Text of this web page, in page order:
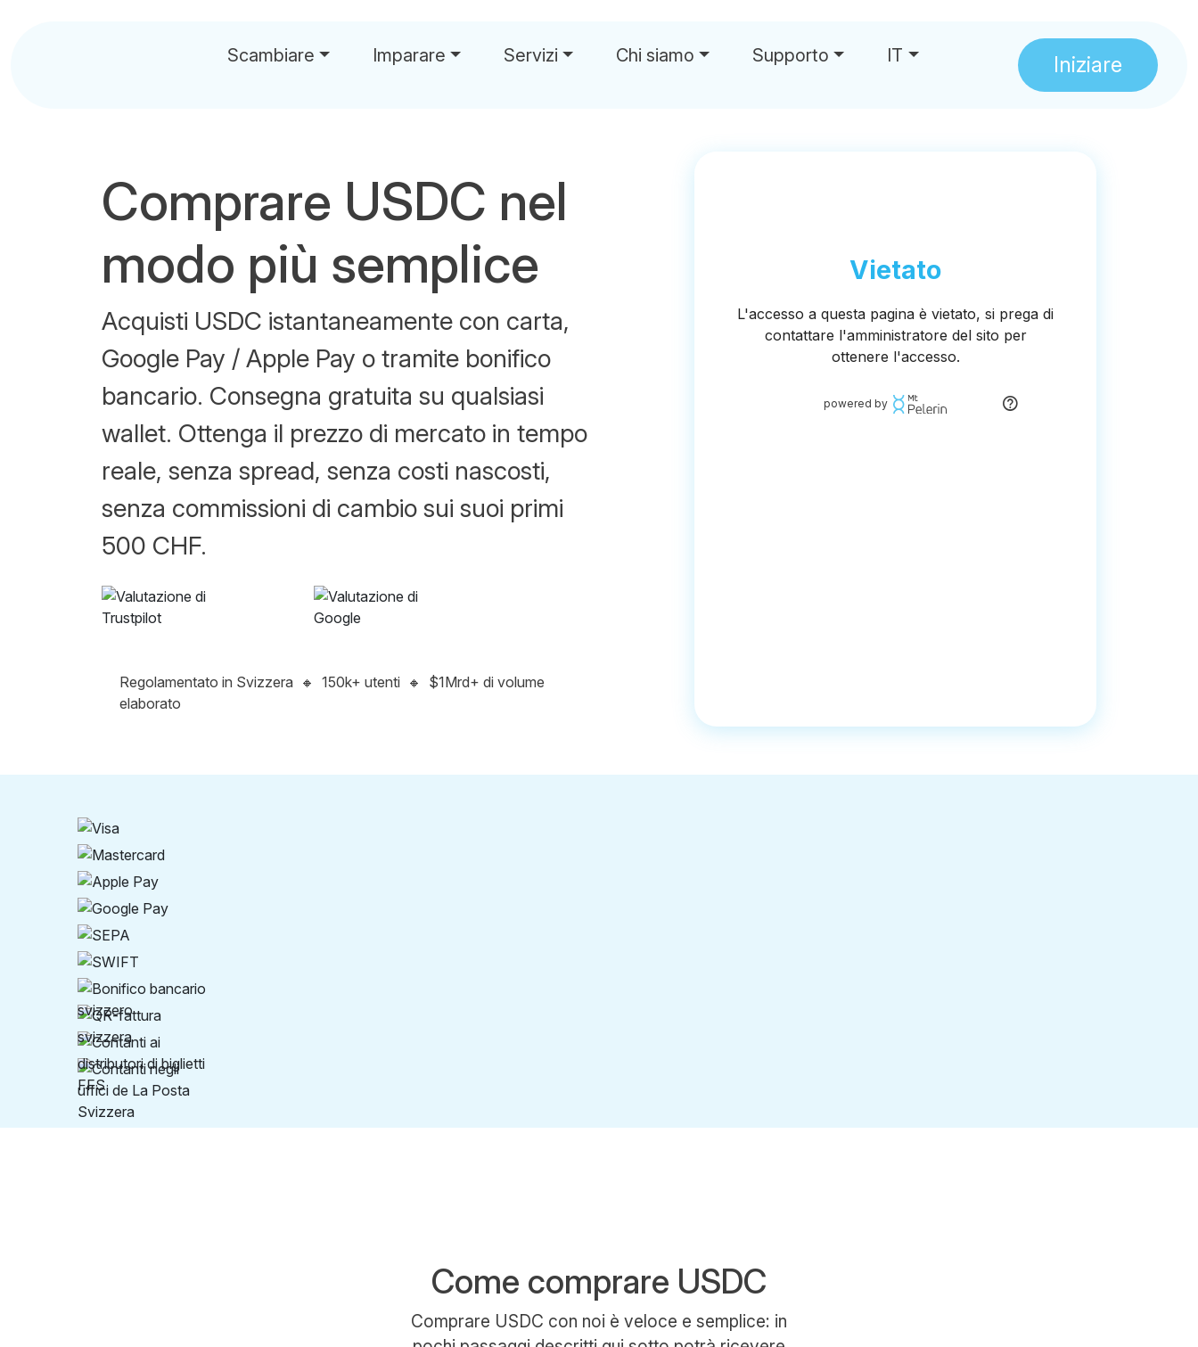
Scambiare Imparare Servizi Chi siamo Supporto IT Iniziare
Comprare USDC nel
modo più semplice
Acquisti USDC istantaneamente con carta,
Google Pay / Apple Pay o tramite bonifico
bancario. Consegna gratuita su qualsiasi
wallet. Ottenga il prezzo di mercato in tempo
reale, senza spread, senza costi nascosti,
senza commissioni di cambio sui suoi primi
500 CHF.
Regolamentato in Svizzera 🔸 150k+ utenti 🔸
$1Mrd+ di volume
elaborato
Come comprare USDC
Comprare USDC con noi è veloce e semplice: in